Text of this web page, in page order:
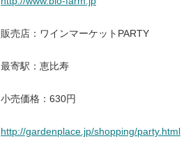
販売店：ワインマーケットPARTY
最寄駅：恵比寿
小売価格：630円
http://gardenplace.jp/shopping/party.html